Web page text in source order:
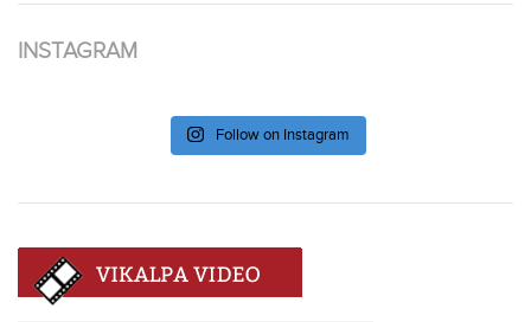
INSTAGRAM
Follow on Instagram